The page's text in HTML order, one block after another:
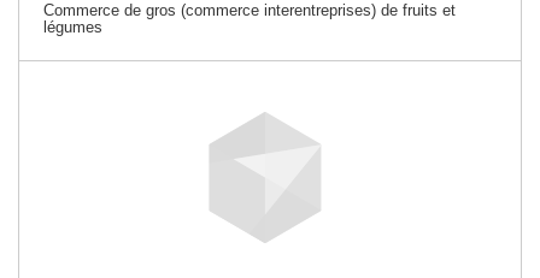
Commerce de gros (commerce interentreprises) de fruits et
légumes